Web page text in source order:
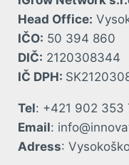
Head Office:
IČO: 50 394 860
DIČ: 2120308344
IČ DPH:
Tel: +421 902 353
Email:
Adress: